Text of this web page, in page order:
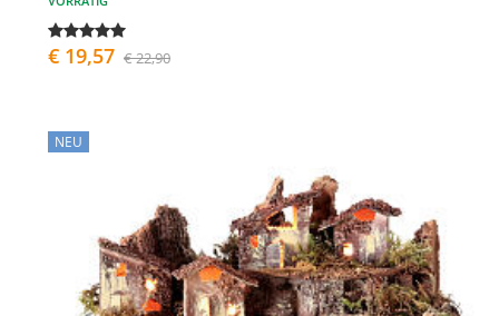
€ 19,57 € 22,90
NEU